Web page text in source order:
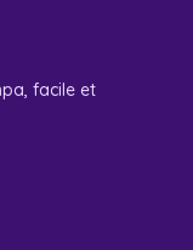
facile et